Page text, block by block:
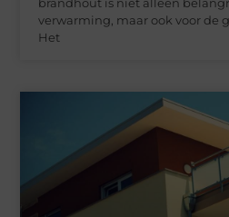
verwarming, maar ook voor de
Het